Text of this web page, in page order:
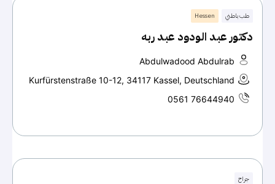
طب باطني Hessen
دكتور عبد الودود عبد ربه
Abdulwadood Abdulrab
Kurfürstenstraße 10-12, 34117 Kassel, Deutschland
0561 76644940
جراح